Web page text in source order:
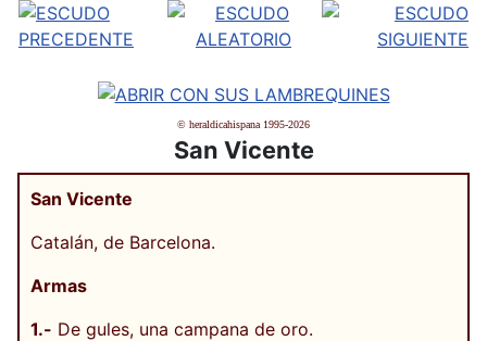
© heraldicahispana 1995-2026
San Vicente
San Vicente
Catalán, de Barcelona.
Armas
1.- De gules, una campana de oro.